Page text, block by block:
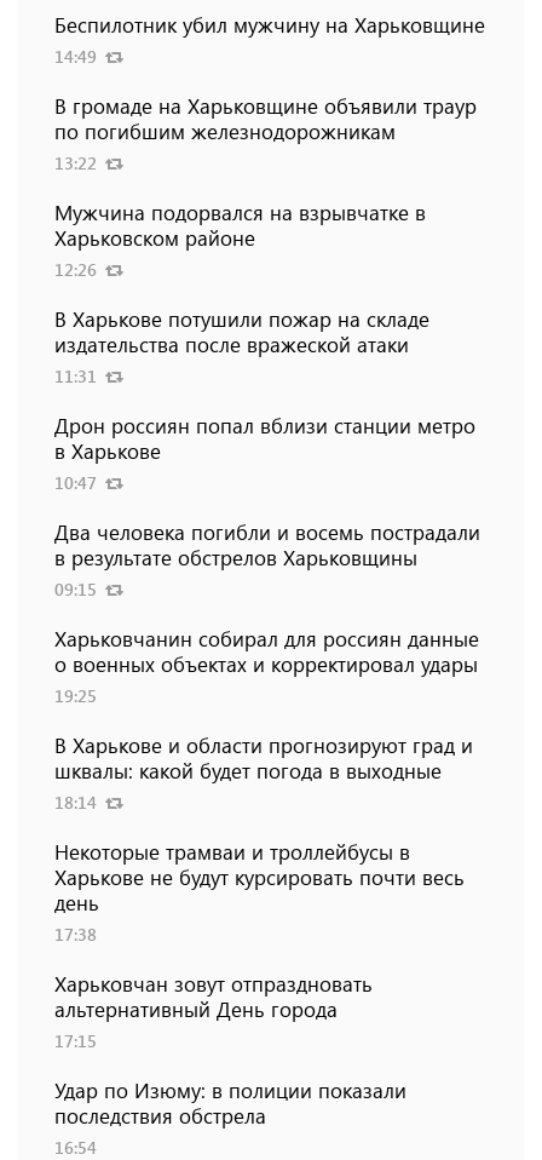
Беспилотник убил мужчину на Харьковщине
14:49
В громаде на Харьковщине объявили траур
по погибшим железнодорожникам
13:22
Мужчина подорвался на взрывчатке в
Харьковском районе
12:26
В Харькове потушили пожар на складе
издательства после вражеской атаки
11:31
Дрон россиян попал вблизи станции метро
в Харькове
10:47
Два человека погибли и восемь пострадали
в результате обстрелов Харьковщины
09:15
Харьковчанин собирал для россиян данные
о военных объектах и ​​корректировал удары
19:25
В Харькове и области прогнозируют град и
шквалы: какой будет погода в выходные
18:14
Некоторые трамваи и троллейбусы в
Харькове не будут курсировать почти весь
день
17:38
Харьковчан зовут отпраздновать
альтернативный День города
17:15
Удар по Изюму: в полиции показали
последствия обстрела
16:54